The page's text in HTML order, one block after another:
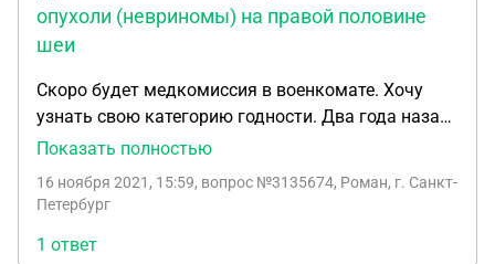
опухоли (невриномы) на правой половине
шеи
Скоро будет медкомиссия в военкомате. Хочу
узнать свою категорию годности. Два года назад
делали операцию по удалению объемной
правой половине шеи. На сегодняшний день
серьезная. Также есть диагностированная
Показать полностью
16 ноября 2021, 15:59, вопрос №3135674, Роман, г. Санкт-
Петербург
1 ответ